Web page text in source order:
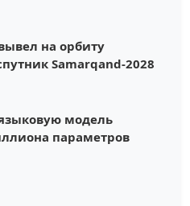
на орбиту
Samarqand-2028
модель
параметров